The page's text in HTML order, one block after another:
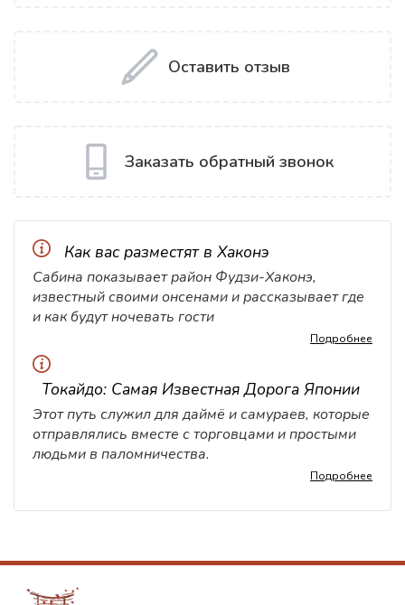
Оставить отзыв
Заказать обратный звонок
Как вас разместят в Хаконэ
Сабина показывает район Фудзи-Хаконэ,
известный своими онсенами и рассказывает где
и как будут ночевать гости
Подробнее
Токайдо: Самая Известная Дорога Японии
Этот путь служил для даймё и самураев, которые
отправлялись вместе с торговцами и простыми
людьми в паломничества.
Подробнее